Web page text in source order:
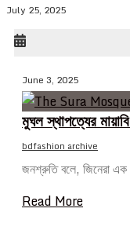
July 25, 2025
June 3, 2025
মুঘল স্থাপত্যের
bdfashion archive
জনশ্রুতি বলে, জিনেরা এক
Read More